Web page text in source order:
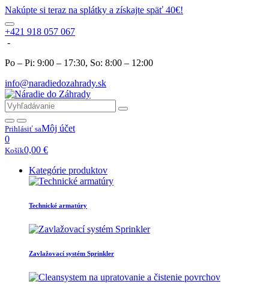
Nakúpte si teraz na splátky a získajte späť 40€!
+421 918 057 067
-
Po – Pi: 9:00 – 17:30, So: 8:00 – 12:00
info@naradiedozahrady.sk
Prihlásiť saMôj účet
0
Košík0,00 €
Kategórie produktov
Technické armatúry
Zavlažovací systém Sprinkler